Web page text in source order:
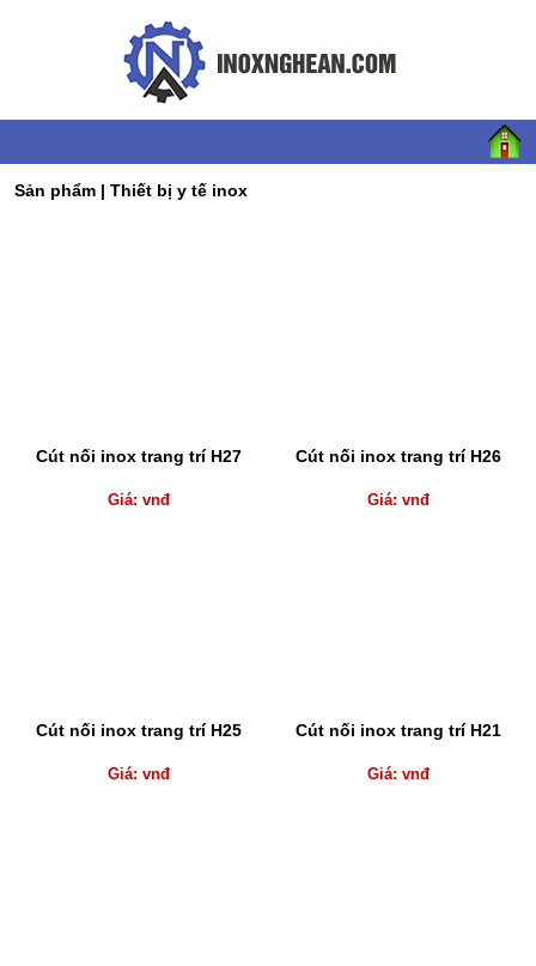
Sản phẩm | Thiết bị y tế inox
Cút nối inox trang trí H27
Giá: vnđ
Cút nối inox trang trí H26
Giá: vnđ
Cút nối inox trang trí H25
Giá: vnđ
Cút nối inox trang trí H21
Giá: vnđ